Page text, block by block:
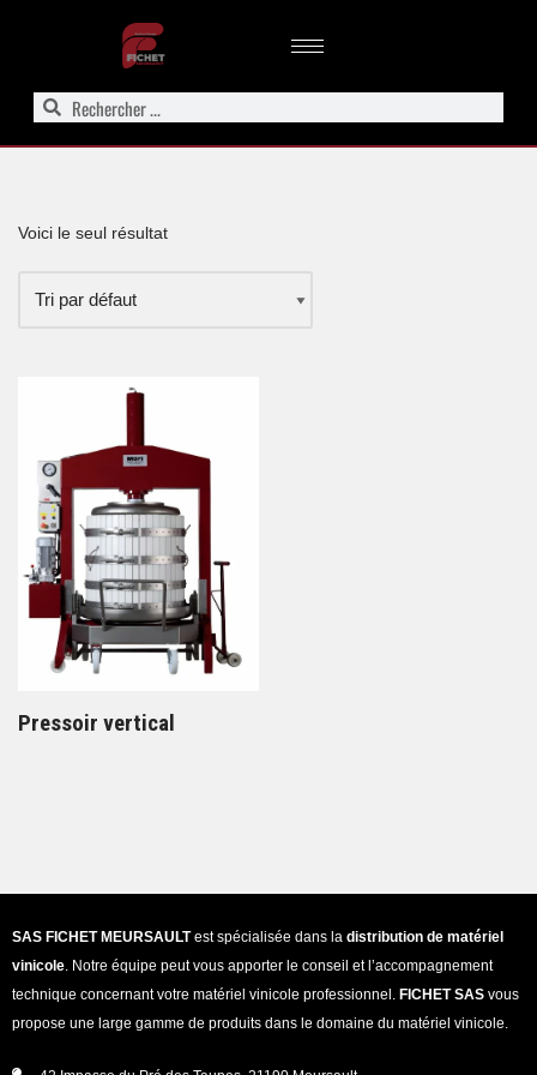
au
contenu
Voici le seul résultat
Pressoir vertical
SAS FICHET MEURSAULTest spécialisée dans la distribution de matériel
vinicole . Notre équipe peut vous apporter le conseil et l’accompagnement
technique concernant votre matériel vinicole professionnel. FICHET SAS vous
propose une large gamme de produits dans le domaine du matériel vinicole.